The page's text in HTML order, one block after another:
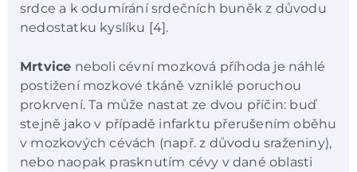
srdce a k odumírání srdečních buněk z důvodu
nedostatku kyslíku [4].
Mrtvice neboli cévní mozková příhoda je náhlé
postižení mozkové tkáně vzniklé poruchou
prokrvení. Ta může nastat ze dvou příčin: buď
stejně jako v případě infarktu přerušením oběhu
v mozkových cévách (např. z důvodu sraženiny),
nebo naopak prasknutím cévy v dané oblasti